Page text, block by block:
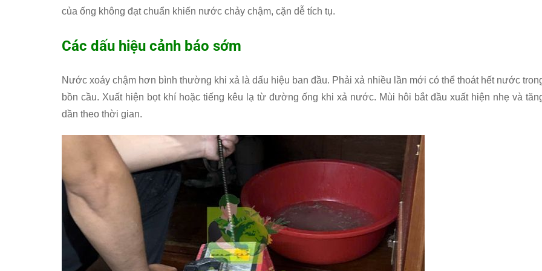
của ống không đạt chuẩn khiến nước chảy chậm, cặn dễ tích tụ.
Các dấu hiệu cảnh báo sớm
Nước xoáy chậm hơn bình thường khi xả là dấu hiệu ban đầu. Phải xả nhiều lần mới có thể thoát hết nước
bồn cầu. Xuất hiện bọt khí hoặc tiếng kêu lạ từ đường ống khi xả nước. Mùi hôi bắt đầu xuất hiện nhẹ và
dần theo thời gian.